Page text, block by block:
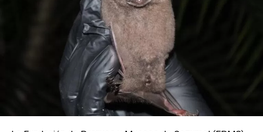
Ha y Diosa Luna, quienes ofrecieron un espectáculo lleno
de tradición y talento local.